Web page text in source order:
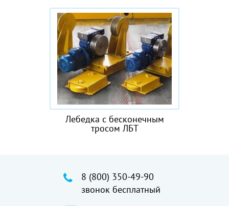
Лебедка с бесконечным
тросом ЛБТ
8 (800) 350-49-90
звонок бесплатный